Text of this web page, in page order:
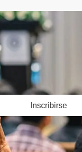
Inscribirse